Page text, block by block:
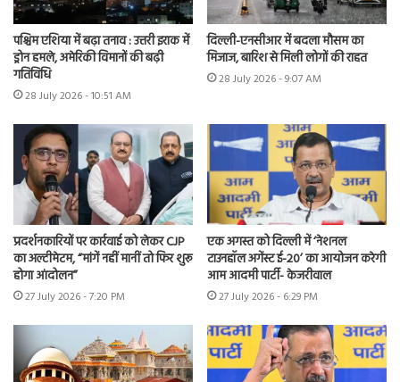
पश्चिम एशिया में बढ़ा तनाव : उत्तरी इराक में
ड्रोन हमले, अमेरिकी विमानों की बढ़ी
गतिविधि
28 July 2026 - 10:51 AM
दिल्ली-एनसीआर में बदला मौसम का
मिजाज, बारिश से मिली लोगों की राहत
28 July 2026 - 9:07 AM
प्रदर्शनकारियों पर कार्रवाई को लेकर CJP
का अल्टीमेटम, “मांगें नहीं मानीं तो फिर शुरू
होगा आंदोलन”
27 July 2026 - 7:20 PM
एक अगस्त को दिल्ली में ‘नेशनल
टाउनहॉल अगेंस्ट ई-20’ का आयोजन करेगी
आम आदमी पार्टी- केजरीवाल
27 July 2026 - 6:29 PM